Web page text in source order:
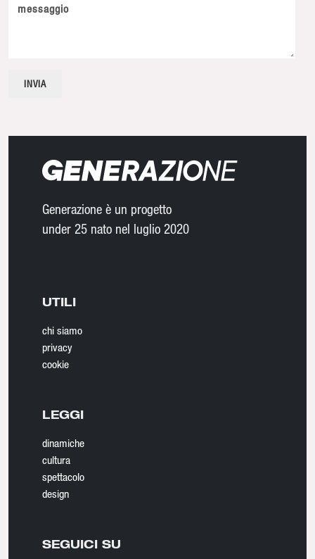
messaggio
Generazione è un progetto
under 25 nato nel luglio 2020
UTILI
chi siamo
privacy
cookie
LEGGI
dinamiche
cultura
spettacolo
design
SEGUICI SU